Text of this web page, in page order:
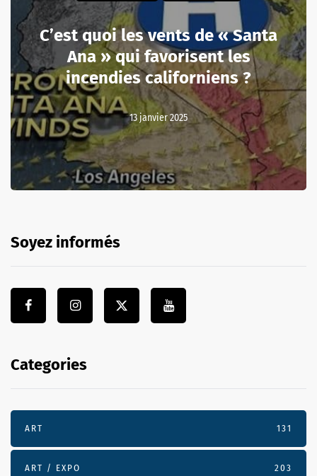
C’est quoi les vents de « Santa
Ana » qui favorisent les
incendies californiens ?
13 janvier 2025
Soyez informés
Categories
ART 131
ART / EXPO 203